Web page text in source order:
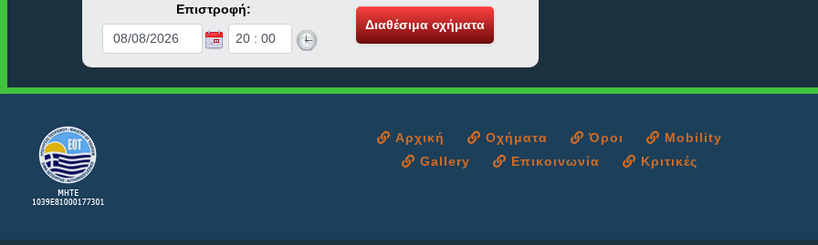
Επιστροφή:
Αρχική Οχήματα Όροι
Mobility
Gallery
Επικοινωνία Κριτικές